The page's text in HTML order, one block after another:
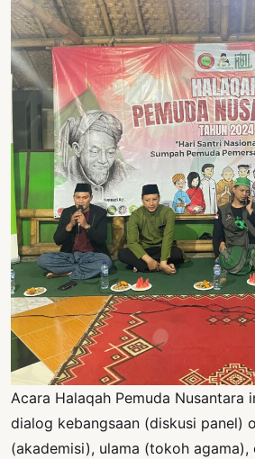
Acara Halaqah Pemuda Nusantara
dialog kebangsaan (diskusi panel)
(akademisi), ulama (tokoh agama),